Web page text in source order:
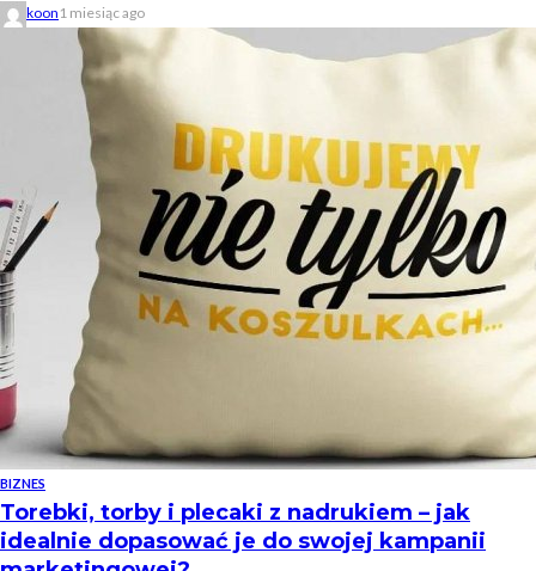
koon 1 miesiąc ago
BIZNES
Torebki, torby i plecaki z nadrukiem – jak
idealnie dopasować je do swojej kampanii